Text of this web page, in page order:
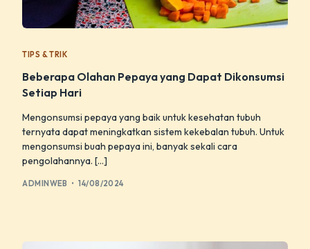
TIPS & TRIK
Beberapa Olahan Pepaya yang Dapat Dikonsumsi
Setiap Hari
Mengonsumsi pepaya yang baik untuk kesehatan tubuh
ternyata dapat meningkatkan sistem kekebalan tubuh. Untuk
mengonsumsi buah pepaya ini, banyak sekali cara
pengolahannya. […]
ADMINWEB 14/08/2024